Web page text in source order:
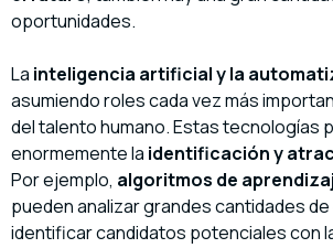
oportunidades.
La inteligencia artificialy la
asumiendo roles cada vez más
del talento humano. Estas tecnologías
enormemente la identificación y
Por ejemplo, algoritmos de
pueden analizar grandes cantidades
identificar candidatos potenciales con